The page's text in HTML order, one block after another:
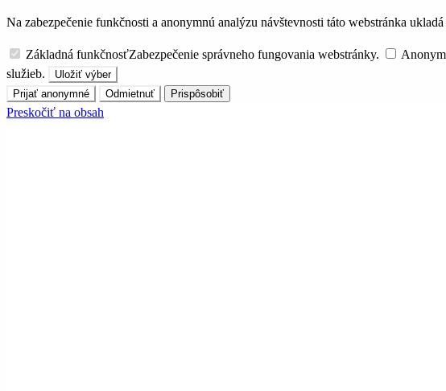
Na zabezpečenie funkčnosti a anonymnú analýzu návštevnosti táto webstránka
Základná funkčnosťZabezpečenie správneho fungovania webstránky.
služieb.
Uložiť výber
Prijať anonymné
Odmietnuť Prispôsobiť
Preskočiť na obsah